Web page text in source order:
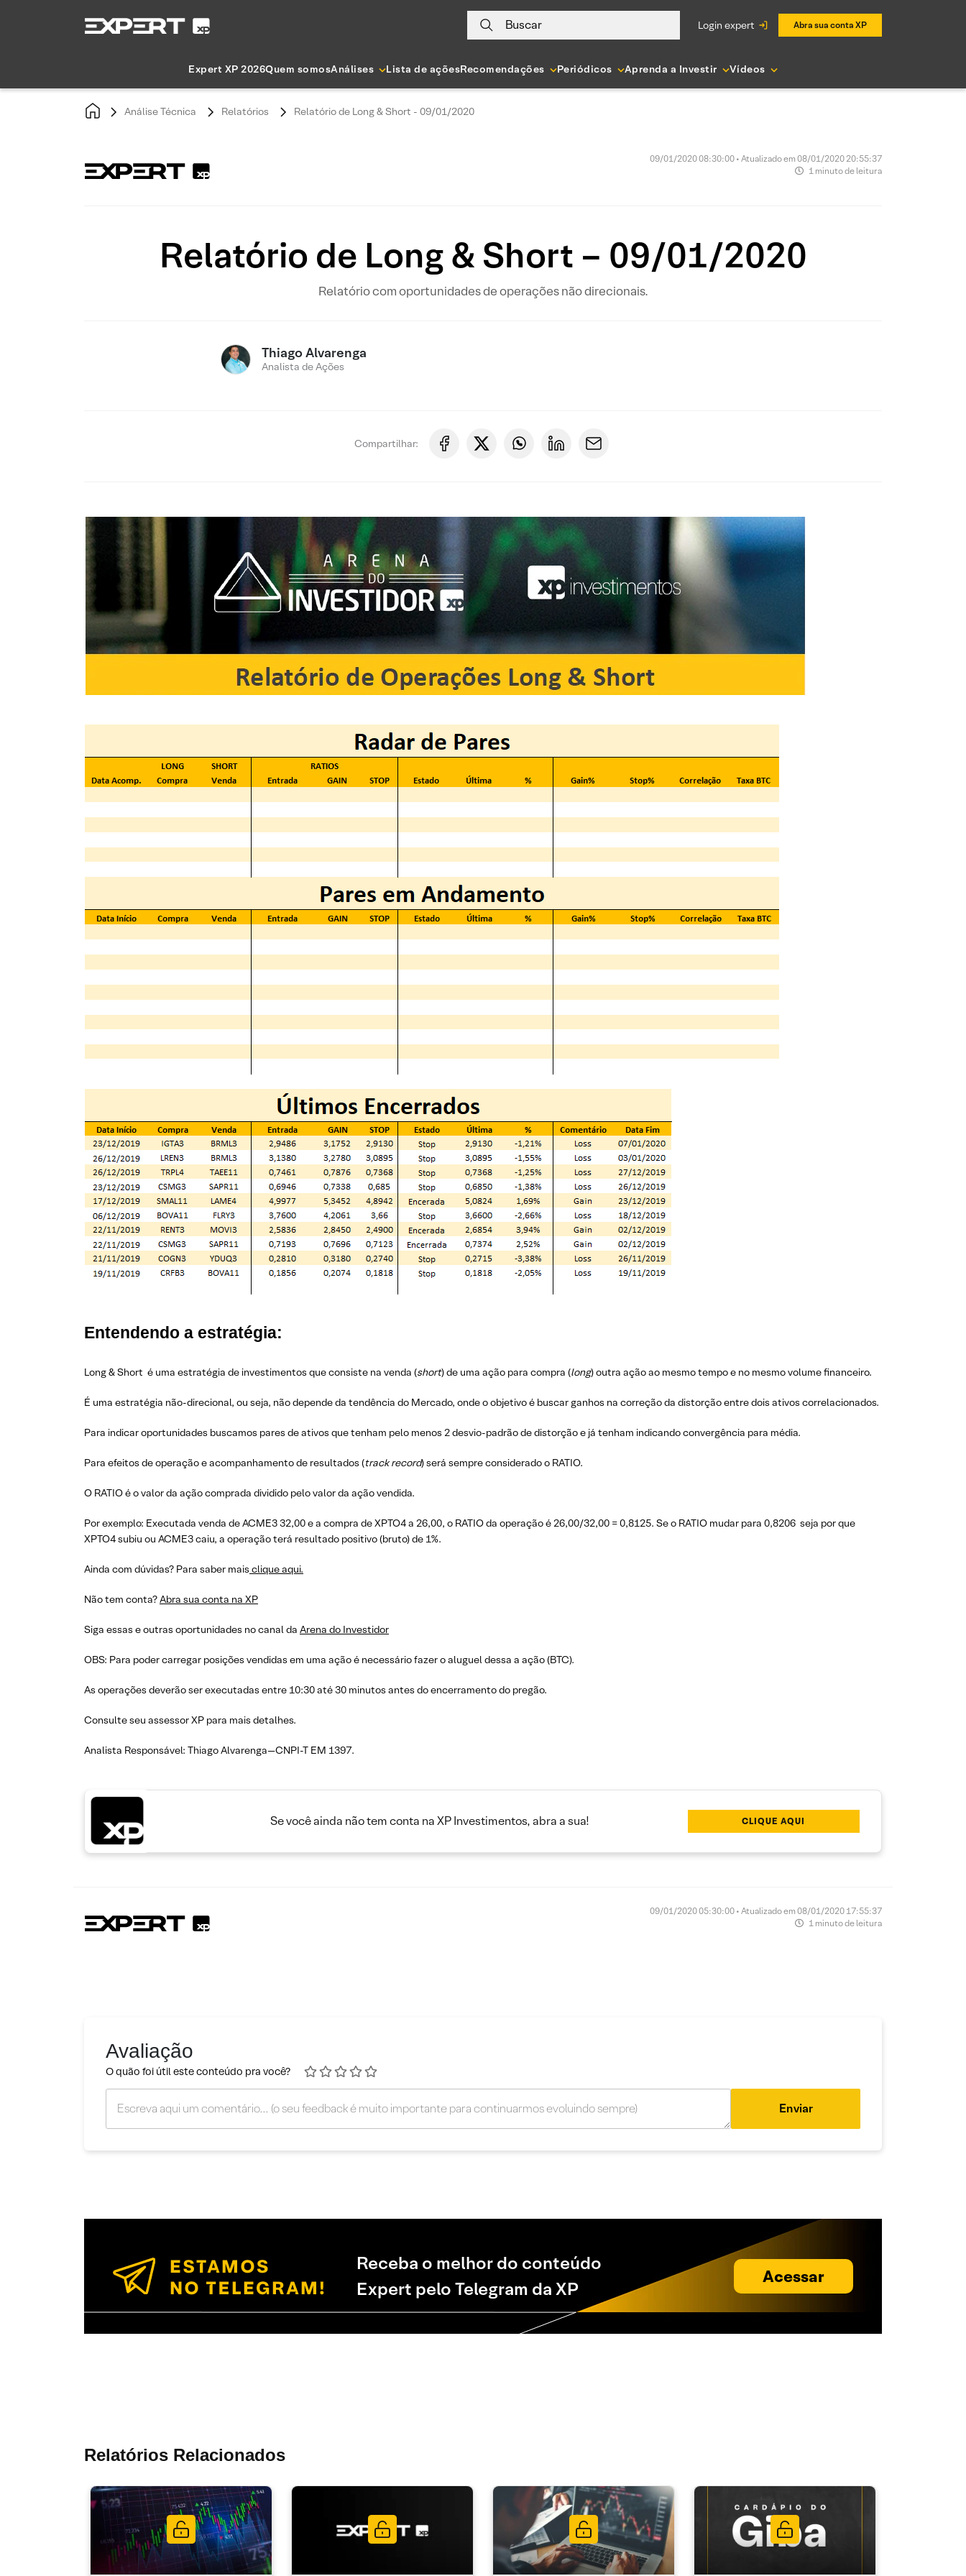
Buscar login expert Abra sua conta XP
Expert XP 2026Quem somosAnálises Lista de açõesRecomendações Periódicos Aprenda a Investir Vídeos
Análise Técnica Relatórios Relatório de Long & Short - 09/01/2020
09/01/2020 08:30:00 • Atualizado em 08/01/2020 20:55:37
1 minuto de leitura
Relatório de Long & Short – 09/01/2020
Relatório com oportunidades de operações não direcionais.
Thiago Alvarenga
Analista de Ações
Compartilhar:
Entendendo a estratégia:
Long & Short é uma estratégia de investimentos que consiste na venda (short) de uma ação para compra (long) outra ação ao mesmo tempo e no mesmo volume financeiro.
É uma estratégia não-direcional, ou seja, não depende da tendência do Mercado, onde o objetivo é buscar ganhos na correção da distorção entre dois ativos correlacionados.
Para indicar oportunidades buscamos pares de ativos que tenham pelo menos 2 desvio-padrão de distorção e já tenham indicando convergência para média.
Para efeitos de operação e acompanhamento de resultados (track record) será sempre considerado o RATIO.
O RATIO é o valor da ação comprada dividido pelo valor da ação vendida.
Por exemplo: Executada venda de ACME3 32,00 e a compra de XPTO4 a 26,00, o RATIO da operação é 26,00/32,00 = 0,8125. Se o RATIO mudar para 0,8206 seja por que
XPTO4 subiu ou ACME3 caiu, a operação terá resultado positivo (bruto) de 1%.
Ainda com dúvidas? Para saber mais clique aqui.
Não tem conta?Abra sua conta na XP
Siga essas e outras oportunidades no canal da Arena do Investidor
OBS: Para poder carregar posições vendidas em uma ação é necessário fazer o aluguel dessa a ação (BTC).
As operações deverão ser executadas entre 10:30 até 30 minutos antes do encerramento do pregão.
Consulte seu assessor XP para mais detalhes.
Analista Responsável: Thiago Alvarenga—CNPI-T EM 1397.
Se você ainda não tem conta na XP Investimentos, abra a sua! CLIQUE AQUI
09/01/2020 05:30:00 • Atualizado em 08/01/2020 17:55:37
1 minuto de leitura
Avaliação
O quão foi útil este conteúdo pra você?
Enviar
Receba o melhor do conteúdo
Expert pelo Telegram da XP
Acessar
Relatórios Relacionados